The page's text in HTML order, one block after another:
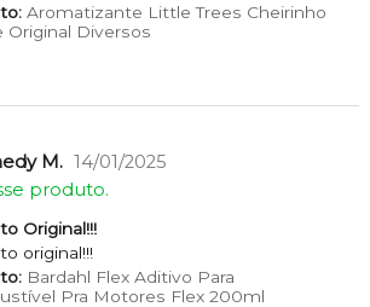
Aromatizante Little Trees Cheirinho
Original Diversos
M. 14/01/2025
produto.
Original!!!
original!!!
Bardahl Flex Aditivo Para
Pra Motores Flex 200ml